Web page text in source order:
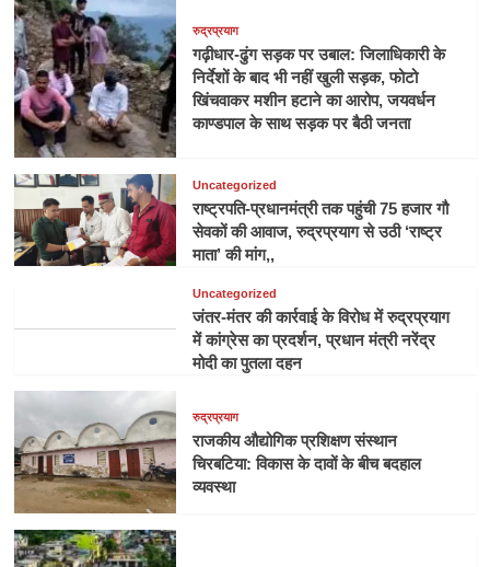
रुद्रप्रयाग
गढ़ीधार-ढुंग सड़क पर उबाल: जिलाधिकारी के
निर्देशों के बाद भी नहीं खुली सड़क, फोटो
खिंचवाकर मशीन हटाने का आरोप, जयवर्धन
काण्डपाल के साथ सड़क पर बैठी जनता
Uncategorized
राष्ट्रपति-प्रधानमंत्री तक पहुंची 75 हजार गौ
सेवकों की आवाज, रुद्रप्रयाग से उठी ‘राष्ट्र
माता’ की मांग,,
Uncategorized
जंतर-मंतर की कार्रवाई के विरोध में रुद्रप्रयाग
में कांग्रेस का प्रदर्शन, प्रधान मंत्री नरेंद्र
मोदी का पुतला दहन
रुद्रप्रयाग
राजकीय औद्योगिक प्रशिक्षण संस्थान
चिरबटिया: विकास के दावों के बीच बदहाल
व्यवस्था